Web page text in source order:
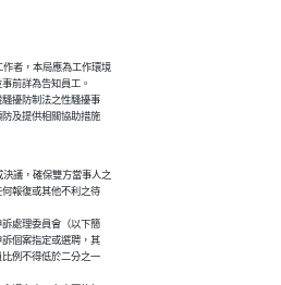
者，本局應為工作環境
前詳為告知員工。
騷擾防制法之性騷擾事
防及提供相關協助措施
議，確保雙方當事人之
何報復或其他不利之待
訴處理委員會（以下簡
訴個案指定或選聘，其
比例不得低於二分之一